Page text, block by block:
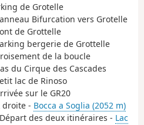
de Grotelle
Bifurcation vers Grotelle
de Grottelle
bergerie de Grottelle
de la boucle
du Cirque des Cascades
lac de Rinoso
sur le GR20
droite - Bocca a Soglia (2052 m)
des deux itinéraires - Lac